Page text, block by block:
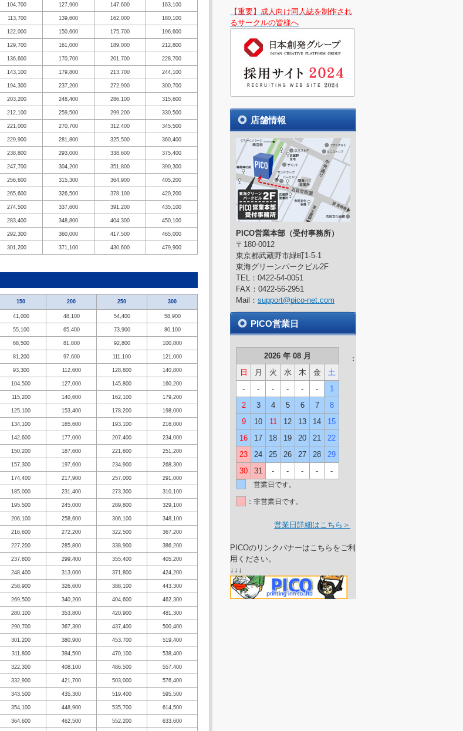
104,700 127,900 147,600 163,100
113,700 139,600 162,000 180,100
122,000 150,600 175,700 196,600
129,700 161,000 189,000 212,800
136,600 170,700 201,700 228,700
143,100 179,800 213,700 244,100
194,300 237,200 272,900 300,700
203,200 248,400 286,100 315,600
212,100 259,500 299,200 330,500
221,000 270,700 312,400 345,500
229,900 281,800 325,500 360,400
238,800 293,000 338,600 375,400
247,700 304,200 351,800 390,300
256,600 315,300 364,900 405,200
265,600 326,500 378,100 420,200
274,500 337,600 391,200 435,100
283,400 348,800 404,300 450,100
292,300 360,000 417,500 465,000
301,200 371,100 430,600 479,900
150 200 250 300
41,000 48,100 54,400 58,900
55,100 65,400 73,900 80,100
68,500 81,800 92,800 100,800
81,200 97,600 111,100 121,000
93,300 112,600 128,800 140,800
104,500 127,000 145,800 160,200
115,200 140,600 162,100 179,200
125,100 153,400 178,200 198,000
134,100 165,600 193,100 216,000
142,600 177,000 207,400 234,000
150,200 187,600 221,600 251,200
157,300 197,600 234,900 268,300
174,400 217,900 257,000 291,000
185,000 231,400 273,300 310,100
195,500 245,000 289,800 329,100
206,100 258,600 306,100 348,100
216,600 272,200 322,500 367,200
227,200 285,800 338,900 386,200
237,800 299,400 355,400 405,200
248,400 313,000 371,800 424,200
258,900 326,600 388,100 443,300
269,500 340,200 404,600 462,300
280,100 353,800 420,900 481,300
290,700 367,300 437,400 500,400
301,200 380,900 453,700 519,400
311,800 394,500 470,100 538,400
322,300 408,100 486,500 557,400
332,900 421,700 503,000 576,400
343,500 435,300 519,400 595,500
354,100 448,900 535,700 614,500
364,600 462,500 552,200 633,600
【重要】成人向け同人誌を制作され
るサークルの皆様へ
店舗情報
PICO営業本部（受付事務所）
〒180-0012
東京都武蔵野市緑町1-5-1
東海グリーンパークビル2F
TEL：0422-54-0051
FAX：0422-56-2951
Mail： support@pico-net.com
PICO営業日
2026 年 08 月
日
月 火 水 木 金
土
-
- - - - -
1
2
3 4 5 6 7
8
9
10 11 12 13 14
15
16
17 18 19 20 21
22
23
24 25 26 27 28
29
30
31 - - - - -
：
営業日です。
：非営業日です。
営業日詳細はこちら＞
PICOのリンクバナーはこちらをご利
用ください。
↓↓↓